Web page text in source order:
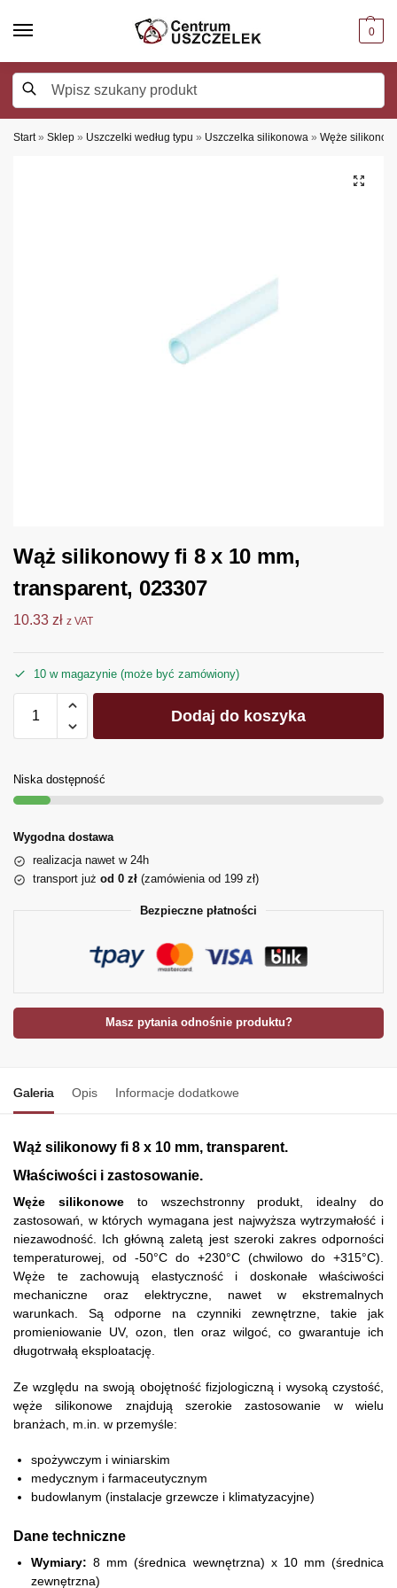
0
Start » Sklep » Uszczelki według typu » Uszczelka silikonowa » Węże
Wąż silikonowy fi 8 x 10 mm,
transparent, 023307
10.33 zł z VAT
10 w magazynie (może być zamówiony)
Dodaj do koszyka
Niska dostępność
Wygodna dostawa
realizacja nawet w 24h
transport już od 0 zł (zamówienia od 199 zł)
Bezpieczne płatności
Masz pytania odnośnie produktu?
Galeria Opis Informacje dodatkowe
Wąż silikonowy fi 8 x 10 mm, transparent.
Właściwości i zastosowanie.
Węże silikonoweto wszechstronny produkt, idealny do
zastosowań, w których wymagana jest najwyższa wytrzymałość i
niezawodność. Ich główną zaletą jest szeroki zakres odporności
temperaturowej, od -50°C do +230°C (chwilowo do +315°C).
Węże te zachowują elastyczność i doskonałe właściwości
mechaniczne oraz elektryczne, nawet w ekstremalnych
warunkach. Są odporne na czynniki zewnętrzne, takie jak
promieniowanie UV, ozon, tlen oraz wilgoć, co gwarantuje ich
długotrwałą eksploatację.
Ze względu na swoją obojętność fizjologiczną i wysoką czystość,
węże silikonowe znajdują szerokie zastosowanie w wielu
branżach, m.in. w przemyśle:
spożywczym i winiarskim
medycznym i farmaceutycznym
budowlanym (instalacje grzewcze i klimatyzacyjne)
Dane techniczne
Wymiary: 8 mm (średnica wewnętrzna) x 10 mm (średnica
zewnętrzna)